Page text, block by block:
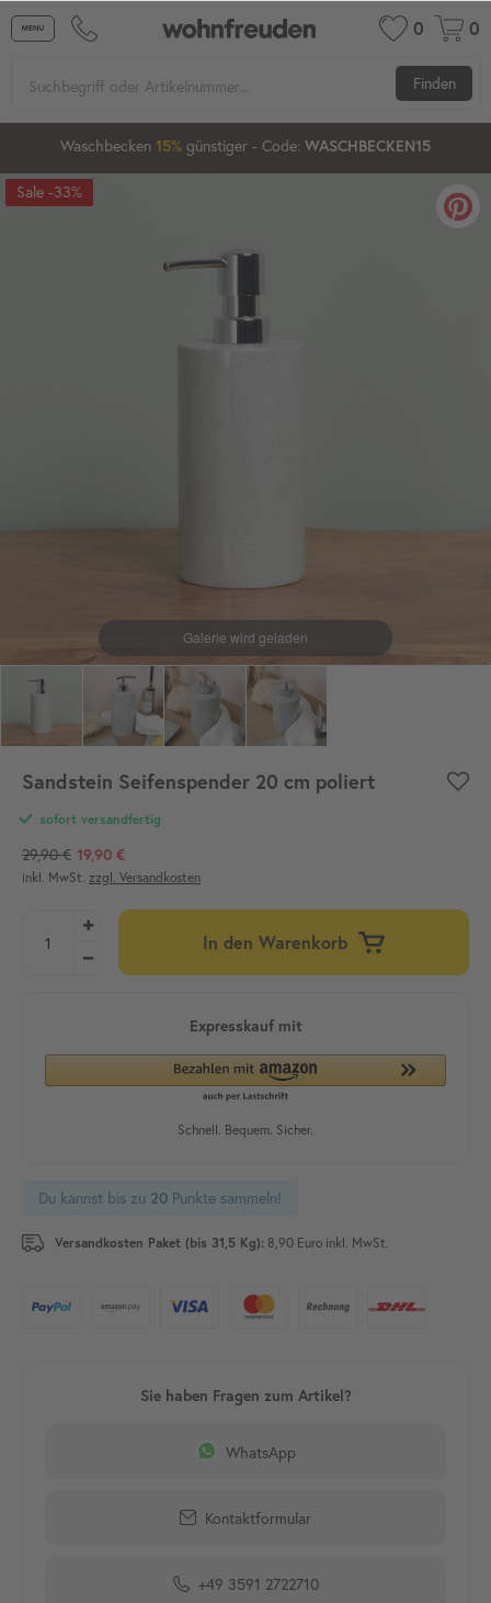
0 0
Finden
15 44 01
Waschbecken 15% günstiger - Code: WASCHBECKEN15
20%
-33%
Sandstein Seifenspender 20 cm poliert
sofort versandfertig
29,90 € 19,90 €
inkl. MwSt. zzgl. Versandkosten
In den Warenkorb
Du kannst bis zu 20 Punkte sammeln!
Versandkosten Paket (bis 31,5 Kg): 8,90 Euro inkl. MwSt.
WhatsApp
Kontaktformular
+49 3591 2722710